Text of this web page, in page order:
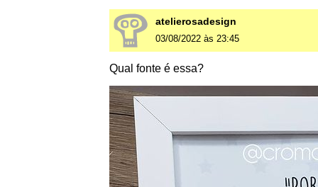
atelierosadesign
03/08/2022 às 23:45
Qual fonte é essa?